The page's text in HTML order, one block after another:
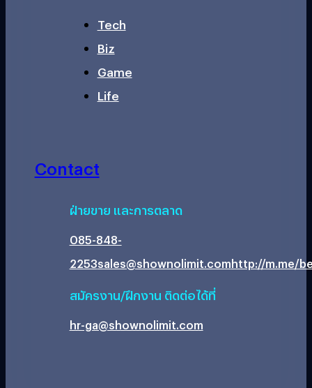
Tech
Biz
Game
Life
Contact
ฝ่ายขาย และการตลาด
085-848-
2253sales@shownolimit.comhttp://m.me/
สมัครงาน/ฝึกงาน ติดต่อได้ที่
hr-ga@shownolimit.com